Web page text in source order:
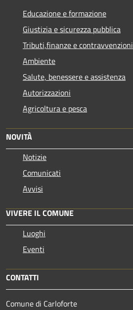
Educazione e formazione
Giustizia e sicurezza pubblica
Tributi,finanze e contravvenzioni
Ambiente
Salute, benessere e assistenza
Autorizzazioni
Agricoltura e pesca
NOVITÀ
Notizie
Comunicati
Avvisi
VIVERE IL COMUNE
Luoghi
Eventi
CONTATTI
Comune di Carloforte